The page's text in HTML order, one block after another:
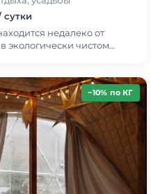
сутки
недалеко от
экологически чистом
−10% по КГ